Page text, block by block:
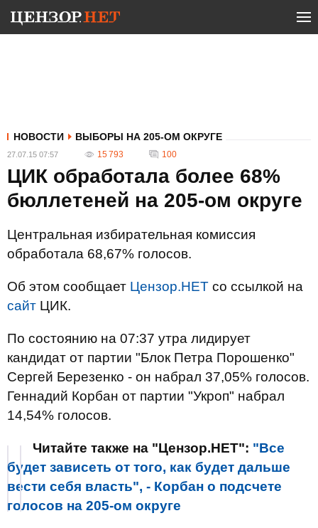
НОВОСТИ ВЫБОРЫ НА 205-ОМ ОКРУГЕ
27.07.15 07:57 15 793 100
ЦИК обработала более 68%
бюллетеней на 205-ом округе
Центральная избирательная комиссия
обработала 68,67% голосов.
Об этом сообщает Цензор.НЕТ со ссылкой на
сайт ЦИК.
По состоянию на 07:37 утра лидирует
кандидат от партии "Блок Петра Порошенко"
Сергей Березенко - он набрал 37,05% голосов.
Геннадий Корбан от партии "Укроп" набрал
14,54% голосов.
Читайте также на "Цензор.НЕТ": "Все
будет зависеть от того, как будет дальше
вести себя власть", - Корбан о подсчете
голосов на 205-ом округе